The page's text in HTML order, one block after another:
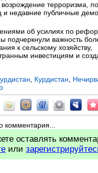
терроризма,
недавние публичные
об усилиях по
подчеркнули важность
к сельскому хозяйству,
инвестициям и
Курдистан
комментария...
оставлять
или